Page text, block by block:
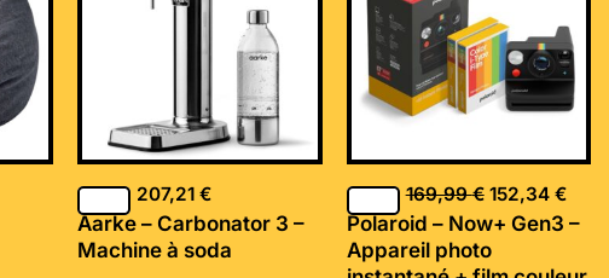
207,21€
Aarke – Carbonator 3 –
Machine à soda
169,99€
169,99 €.
152,34 €
Polaroid – Now+ Gen3 –
Appareil photo